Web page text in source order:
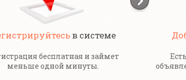
в системе
бесплатная и займет
меньше одной минуты.